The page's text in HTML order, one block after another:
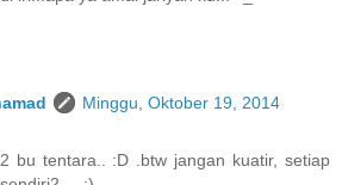
Minggu, Oktober 19, 2014
bu tentara.. :D .btw jangan kuatir, setiap